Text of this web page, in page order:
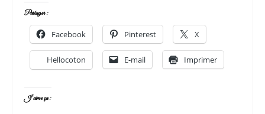
Partager :
Facebook Pinterest X
Hellocoton E-mail Imprimer
J’aime ça :